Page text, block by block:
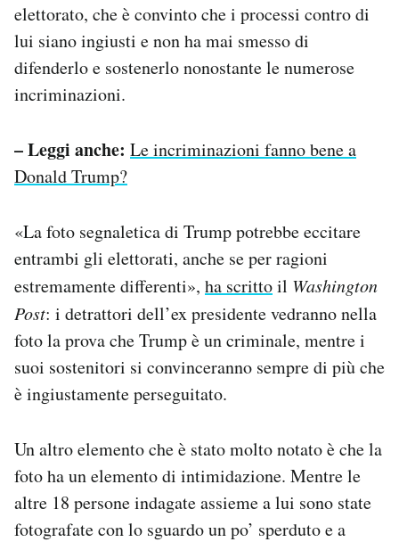
elettorato, che è convinto che i processi contro di
lui siano ingiusti e non ha mai smesso di
difenderlo e sostenerlo nonostante le numerose
incriminazioni.
– Leggi anche: Le incriminazioni fanno bene a
Donald Trump?
«La foto segnaletica di Trump potrebbe eccitare
entrambi gli elettorati, anche se per ragioni
estremamente differenti», ha scrittoil Washington
Post: i detrattori dell’ex presidente vedranno nella
foto la prova che Trump è un criminale, mentre i
suoi sostenitori si convinceranno sempre di più che
è ingiustamente perseguitato.
Un altro elemento che è stato molto notato è che la
foto ha un elemento di intimidazione. Mentre le
altre 18 persone indagate assieme a lui sono state
fotografate con lo sguardo un po’ sperduto e a